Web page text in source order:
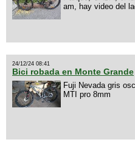
am, hay video del
24/12/24 08:41
Bici robada en Monte Grande
Fuji Nevada gris
MTI pro 8mm